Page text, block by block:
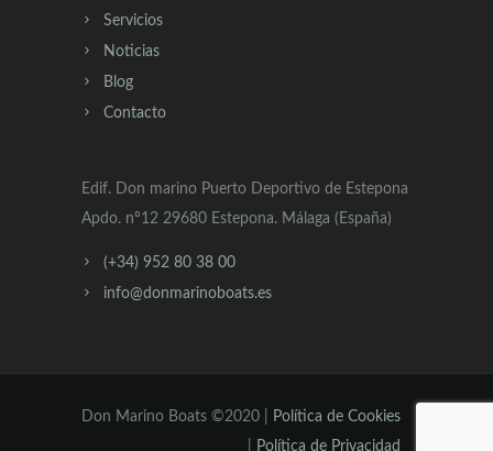
Servicios
Noticias
Blog
Contacto
Edif. Don marino Puerto Deportivo de Estepona
Apdo. nº12 29680 Estepona. Málaga (España)
(+34) 952 80 38 00
info@donmarinoboats.es
Don Marino Boats ©2020 |
Política de Cookies
Política de Privacidad